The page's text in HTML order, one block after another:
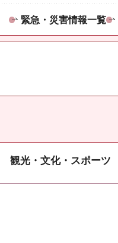
緊急・災害情報一覧
観光・文化・スポーツ